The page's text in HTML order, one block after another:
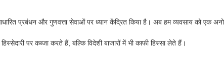
आधारित प्रबंधन और गुणवत्ता सेवाओं पर ध्यान केंद्रित किया है। अब हम व्यवसाय को एक
पर कब्जा करते हैं, बल्कि विदेशी बाजारों में भी काफी हिस्सा लेते हैं।